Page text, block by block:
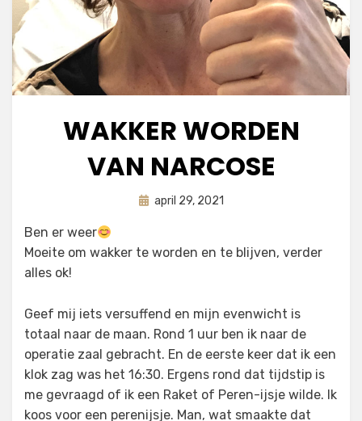
WAKKER WORDEN
VAN NARCOSE
doorastrid
Geplaatst
april 29, 2021
Ben er weer
Moeite om wakker te worden en te blijven, verder
alles ok!
Geef mij iets versuffend en mijn evenwicht is
totaal naar de maan. Rond 1 uur ben ik naar de
operatie zaal gebracht. En de eerste keer dat ik een
klok zag was het 16:30. Ergens rond dat tijdstip is
me gevraagd of ik een Raket of Peren-ijsje wilde. Ik
koos voor een perenijsje. Man, wat smaakte dat